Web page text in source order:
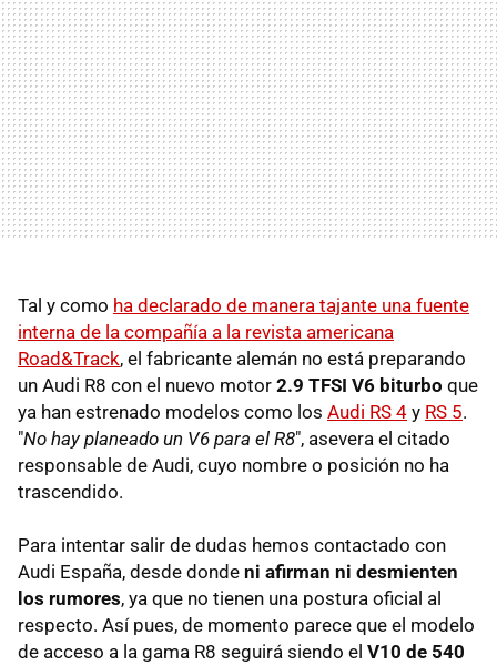
Tal y como ha declarado de manera tajante una fuente
interna de la compañía a la revista americana
Road&Track, el fabricante alemán no está preparando
un Audi R8 con el nuevo motor 2.9 TFSI V6 biturbo que
ya han estrenado modelos como los Audi RS 4 y RS 5.
"No hay planeado un V6 para el R8", asevera el citado
responsable de Audi, cuyo nombre o posición no ha
trascendido.
Para intentar salir de dudas hemos contactado con
Audi España, desde donde ni afirman ni desmienten
los rumores, ya que no tienen una postura oficial al
respecto. Así pues, de momento parece que el modelo
de acceso a la gama R8 seguirá siendo el V10 de 540